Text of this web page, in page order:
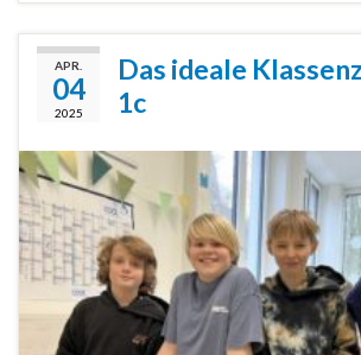
APR.
04
2025
Das ideale
1c